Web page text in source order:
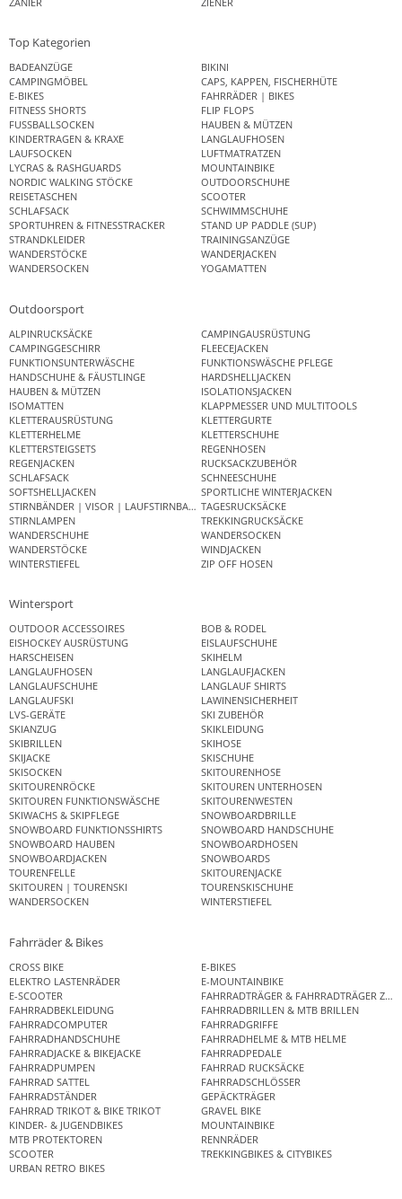
Top Kategorien
BADEANZÜGE
BIKINI
CAMPINGMÖBEL
CAPS, KAPPEN, FISCHERHÜTE
E-BIKES
FAHRRÄDER | BIKES
FITNESS SHORTS
FLIP FLOPS
FUSSBALLSOCKEN
HAUBEN & MÜTZEN
KINDERTRAGEN & KRAXE
LANGLAUFHOSEN
LAUFSOCKEN
LUFTMATRATZEN
LYCRAS & RASHGUARDS
MOUNTAINBIKE
NORDIC WALKING STÖCKE
OUTDOORSCHUHE
REISETASCHEN
SCOOTER
SCHLAFSACK
SCHWIMMSCHUHE
SPORTUHREN & FITNESSTRACKER
STAND UP PADDLE (SUP)
STRANDKLEIDER
TRAININGSANZÜGE
WANDERSTÖCKE
WANDERJACKEN
WANDERSOCKEN
YOGAMATTEN
Outdoorsport
ALPINRUCKSÄCKE
CAMPINGAUSRÜSTUNG
CAMPINGGESCHIRR
FLEECEJACKEN
FUNKTIONSUNTERWÄSCHE
FUNKTIONSWÄSCHE PFLEGE
HANDSCHUHE & FÄUSTLINGE
HARDSHELLJACKEN
HAUBEN & MÜTZEN
ISOLATIONSJACKEN
ISOMATTEN
KLAPPMESSER UND MULTITOOLS
KLETTERAUSRÜSTUNG
KLETTERGURTE
KLETTERHELME
KLETTERSCHUHE
KLETTERSTEIGSETS
REGENHOSEN
REGENJACKEN
RUCKSACKZUBEHÖR
SCHLAFSACK
SCHNEESCHUHE
SOFTSHELLJACKEN
SPORTLICHE WINTERJACKEN
STIRNBÄNDER | VISOR | LAUFSTIRNBANDTAGESRUCKSÄCKE
STIRNLAMPEN
TREKKINGRUCKSÄCKE
WANDERSCHUHE
WANDERSOCKEN
WANDERSTÖCKE
WINDJACKEN
WINTERSTIEFEL
ZIP OFF HOSEN
Wintersport
OUTDOOR ACCESSOIRES
BOB & RODEL
EISHOCKEY AUSRÜSTUNG
EISLAUFSCHUHE
HARSCHEISEN
SKIHELM
LANGLAUFHOSEN
LANGLAUFJACKEN
LANGLAUFSCHUHE
LANGLAUF SHIRTS
LANGLAUFSKI
LAWINENSICHERHEIT
LVS-GERÄTE
SKI ZUBEHÖR
SKIANZUG
SKIKLEIDUNG
SKIBRILLEN
SKIHOSE
SKIJACKE
SKISCHUHE
SKISOCKEN
SKITOURENHOSE
SKITOURENRÖCKE
SKITOUREN UNTERHOSEN
SKITOUREN FUNKTIONSWÄSCHE
SKITOURENWESTEN
SKIWACHS & SKIPFLEGE
SNOWBOARDBRILLE
SNOWBOARD FUNKTIONSSHIRTS
SNOWBOARD HANDSCHUHE
SNOWBOARD HAUBEN
SNOWBOARDHOSEN
SNOWBOARDJACKEN
SNOWBOARDS
TOURENFELLE
SKITOURENJACKE
SKITOUREN | TOURENSKI
TOURENSKISCHUHE
WANDERSOCKEN
WINTERSTIEFEL
Fahrräder & Bikes
CROSS BIKE
E-BIKES
ELEKTRO LASTENRÄDER
E-MOUNTAINBIKE
E-SCOOTER
FAHRRADTRÄGER & FAHRRADTRÄGER
FAHRRADBEKLEIDUNG
FAHRRADBRILLEN & MTB BRILLEN
FAHRRADCOMPUTER
FAHRRADGRIFFE
FAHRRADHANDSCHUHE
FAHRRADHELME & MTB HELME
FAHRRADJACKE & BIKEJACKE
FAHRRADPEDALE
FAHRRADPUMPEN
FAHRRAD RUCKSÄCKE
FAHRRAD SATTEL
FAHRRADSCHLÖSSER
FAHRRADSTÄNDER
GEPÄCKTRÄGER
FAHRRAD TRIKOT & BIKE TRIKOT
GRAVEL BIKE
KINDER- & JUGENDBIKES
MOUNTAINBIKE
MTB PROTEKTOREN
RENNRÄDER
SCOOTER
TREKKINGBIKES & CITYBIKES
URBAN RETRO BIKES